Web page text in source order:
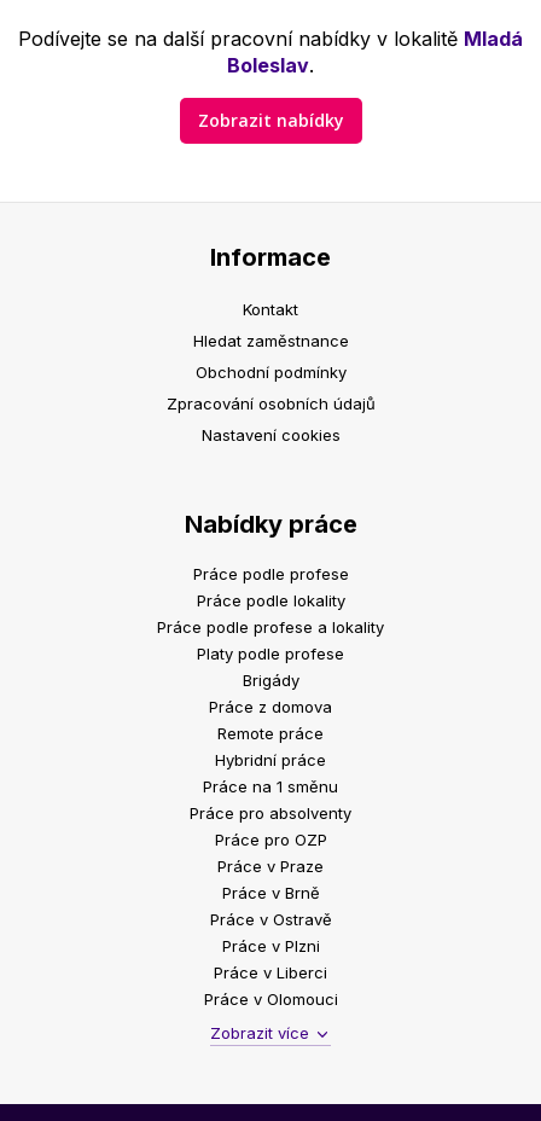
Podívejte se na další pracovní nabídky v lokalitě Mladá
Boleslav.
Zobrazit nabídky
Informace
Kontakt
Hledat zaměstnance
Obchodní podmínky
Zpracování osobních údajů
Nastavení cookies
Nabídky práce
Práce podle profese
Práce podle lokality
Práce podle profese a lokality
Platy podle profese
Brigády
Práce z domova
Remote práce
Hybridní práce
Práce na 1 směnu
Práce pro absolventy
Práce pro OZP
Práce v Praze
Práce v Brně
Práce v Ostravě
Práce v Plzni
Práce v Liberci
Práce v Olomouci
Zobrazit více